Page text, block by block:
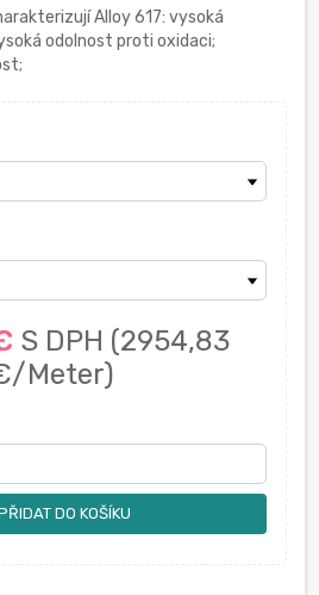
Alloy 617: vysoká
odolnost proti oxidaci;
S DPH (2954,83
Meter)
DO KOŠÍKU